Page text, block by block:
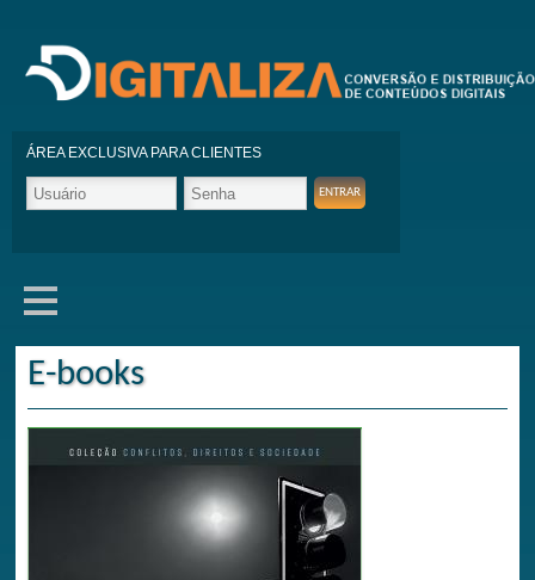
ÁREA EXCLUSIVA PARA CLIENTES
E-books